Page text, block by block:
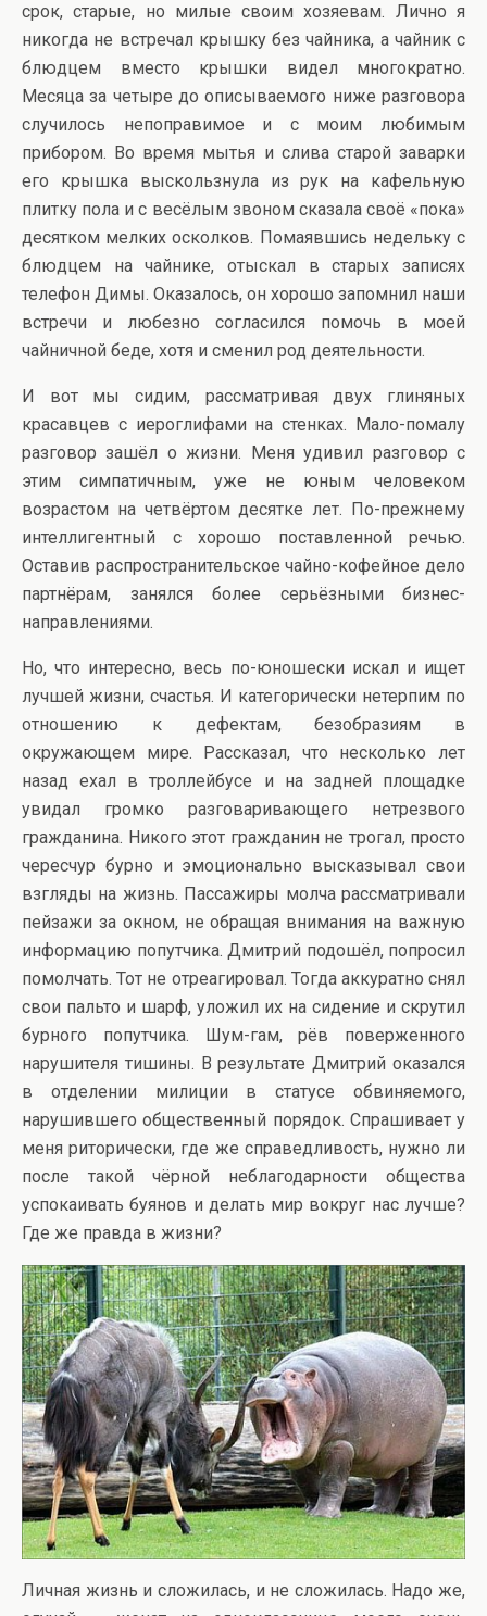
срок, старые, но милые своим хозяевам. Лично я
никогда не встречал крышку без чайника, а чайник с
блюдцем вместо крышки видел многократно.
Месяца за четыре до описываемого ниже разговора
случилось непоправимое и с моим любимым
прибором. Во время мытья и слива старой заварки
его крышка выскользнула из рук на кафельную
плитку пола и с весёлым звоном сказала своё «пока»
десятком мелких осколков. Помаявшись недельку с
блюдцем на чайнике, отыскал в старых записях
телефон Димы. Оказалось, он хорошо запомнил наши
встречи и любезно согласился помочь в моей
чайничной беде, хотя и сменил род деятельности.
И вот мы сидим, рассматривая двух глиняных
красавцев с иероглифами на стенках. Мало-помалу
разговор зашёл о жизни. Меня удивил разговор с
этим симпатичным, уже не юным человеком
возрастом на четвёртом десятке лет. По-прежнему
интеллигентный с хорошо поставленной речью.
Оставив распространительское чайно-кофейное дело
партнёрам, занялся более серьёзными бизнес-
направлениями.
Но, что интересно, весь по-юношески искал и ищет
лучшей жизни, счастья. И категорически нетерпим по
отношению к дефектам, безобразиям в
окружающем мире. Рассказал, что несколько лет
назад ехал в троллейбусе и на задней площадке
увидал громко разговаривающего нетрезвого
гражданина. Никого этот гражданин не трогал, просто
чересчур бурно и эмоционально высказывал свои
взгляды на жизнь. Пассажиры молча рассматривали
пейзажи за окном, не обращая внимания на важную
информацию попутчика. Дмитрий подошёл, попросил
помолчать. Тот не отреагировал. Тогда аккуратно снял
свои пальто и шарф, уложил их на сидение и скрутил
бурного попутчика. Шум-гам, рёв поверженного
нарушителя тишины. В результате Дмитрий оказался
в отделении милиции в статусе обвиняемого,
нарушившего общественный порядок. Спрашивает у
меня риторически, где же справедливость, нужно ли
после такой чёрной неблагодарности общества
успокаивать буянов и делать мир вокруг нас лучше?
Где же правда в жизни?
Личная жизнь и сложилась, и не сложилась. Надо же,